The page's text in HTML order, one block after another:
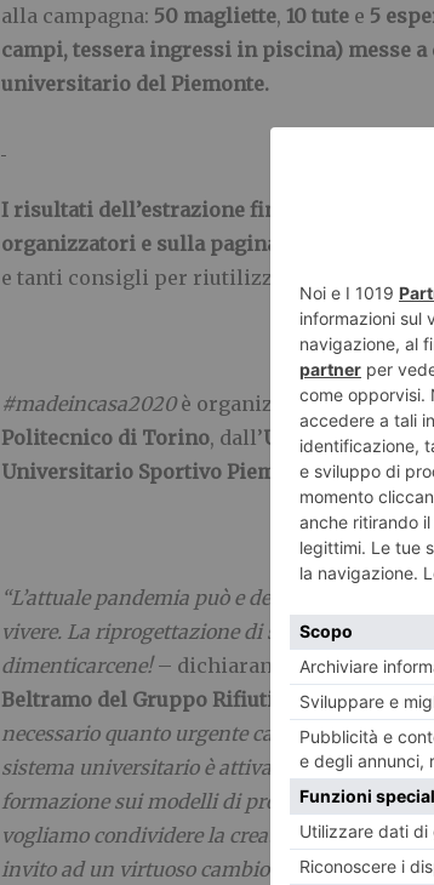
alla campagna: 50 magliette, 10 tute e 5
campi, tessera ingressi in piscina) messe
universitario del Piemonte.
I risultati dell’estrazione finale e le
organizzatori e sulla pagina Facebook
e tanti consigli per riutilizzare oggetti e
#madeincasa2020è organizzato da UniToGO
Politecnico di Torino, dall’Università del
Universitario Sportivo Piemonte Orientale.
“L’attuale pandemia può e deve
vivere. La riprogettazione di stili di vita e
dimenticarcene!– dichiarano Egidio
Beltramo del Gruppo Rifiuti del Green
necessario quanto urgente cambiare l’ottica
sistema universitario è attivamente
formazione sui modelli di produzione e
vogliamo condividere la creatività di chi ha
invito ad un virtuoso cambio di prospettiva ”.